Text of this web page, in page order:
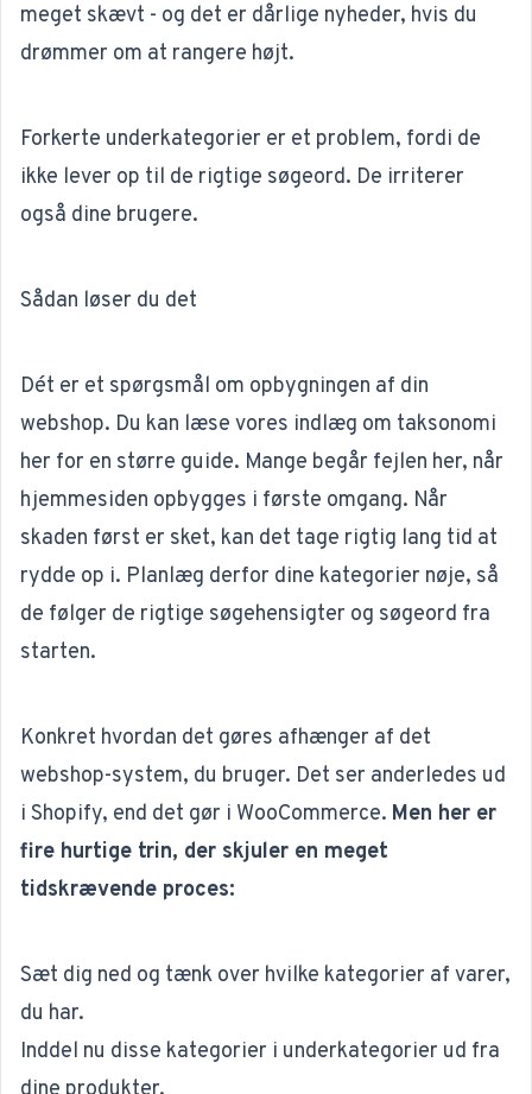
meget skævt - og det er dårlige nyheder, hvis du
drømmer om at rangere højt.
Forkerte underkategorier er et problem, fordi de
ikke lever op til de rigtige søgeord. De irriterer
også dine brugere.
Sådan løser du det
Dét er et spørgsmål om opbygningen af din
webshop. Du kan læse vores indlæg om taksonomi
her for en større guide. Mange begår fejlen her, når
hjemmesiden opbygges i første omgang. Når
skaden først er sket, kan det tage rigtig lang tid at
rydde op i. Planlæg derfor dine kategorier nøje, så
de følger de rigtige søgehensigter og søgeord fra
starten.
Konkret hvordan det gøres afhænger af det
webshop-system, du bruger. Det ser anderledes ud
i Shopify, end det gør i WooCommerce. Men her er
fire hurtige trin, der skjuler en meget
tidskrævende proces:
Sæt dig ned og tænk over hvilke kategorier af varer,
du har.
Inddel nu disse kategorier i underkategorier ud fra